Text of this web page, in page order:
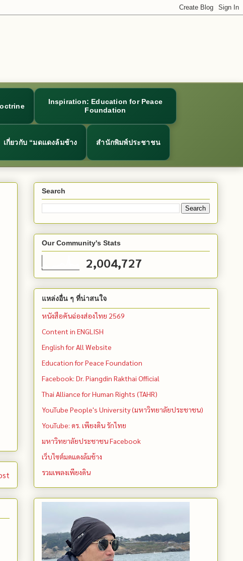
Inspiration: Education for Peace
Foundation
เกี่ยวกับ “มดแดงล้มช้าง สำนักพิมพ์ประชาชน
Search
Our Community's Stats
2,004,727
แหล่งอื่น ๆ ที่น่าสนใจ
หนังสือคันฉ่องส่องไทย 2569
Content in ENGLISH
English for All Website
Education for Peace Foundation
Facebook: Dr. Piangdin Rakthai Official
Thai Alliance for Human Rights (TAHR)
YouTube People's University (มหาวิทยาลัยประชาชน)
YouTube: ดร. เพียงดิน รักไทย
มหาวิทยาลัยประชาชน Facebook
เว็บไซต์มดแดงล้มช้าง
รวมเพลงเพียงดิน